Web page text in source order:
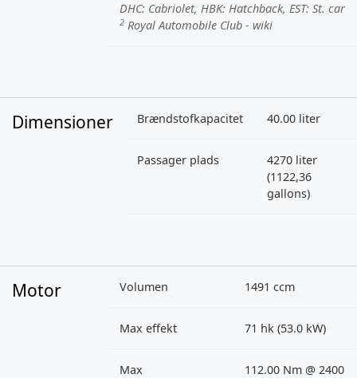
DHC: Cabriolet, HBK: Hatchback, EST: St. car
2 Royal Automobile Club - wiki
Dimensioner Brændstofkapacitet 40.00 liter
Passager plads
4270 liter
(1122,36
gallons)
Motor Volumen 1491 ccm
Max effekt 71 hk (53.0 kW)
Max
112.00 Nm @ 2400